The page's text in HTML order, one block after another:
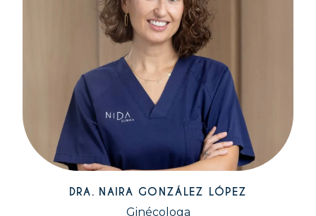
DRA. NAIRA GONZÁLEZ LÓPEZ
Ginécologa